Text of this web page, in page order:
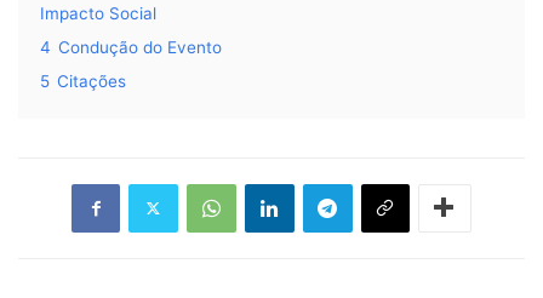
Impacto Social
4 Condução do Evento
5 Citações